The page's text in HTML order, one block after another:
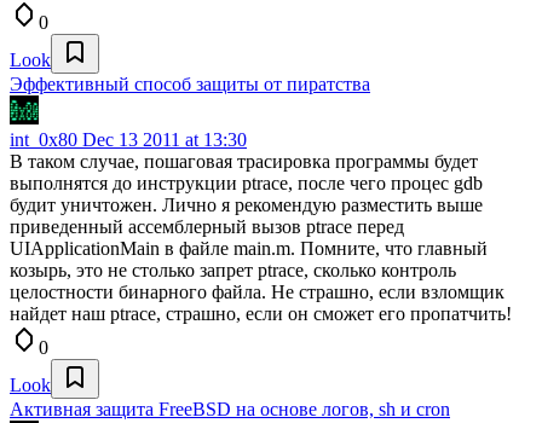
0
Look
Эффективный способ защиты от пиратства
int_0x80 Dec 13 2011 at 13:30
В таком случае, пошаговая трасировка программы будет
выполнятся до инструкции ptrace, после чего процес gdb
будит уничтожен. Лично я рекомендую разместить выше
приведенный ассемблерный вызов ptrace перед
UIApplicationMain в файле main.m. Помните, что главный
козырь, это не столько запрет ptrace, сколько контроль
целостности бинарного файла. Не страшно, если взломщик
найдет наш ptrace, страшно, если он сможет его пропатчить!
0
Look
Активная защита FreeBSD на основе логов, sh и cron